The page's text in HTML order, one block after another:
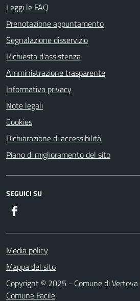
Leggi le FAQ
Prenotazione appuntamento
Segnalazione disservizio
Richiesta d'assistenza
Amministrazione trasparente
Informativa privacy
Note legali
Cookies
Dichiarazione di accessibilità
Piano di miglioramento del sito
SEGUICI SU
Media policy
Mappa del sito
Copyright © 2025 - Comune di
Comune Facile